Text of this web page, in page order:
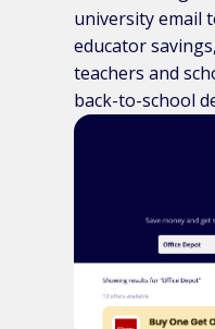
university email
educator
teachers and
back-to-school